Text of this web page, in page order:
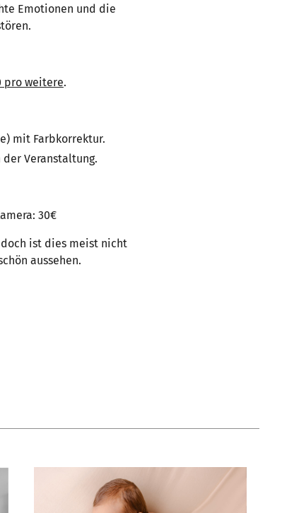
Emotionen und die
pro weitere.
mit Farbkorrektur.
Veranstaltung.
30€
ist dies meist nicht
aussehen.